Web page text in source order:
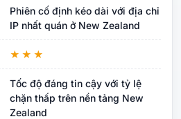
Phiên cố định kéo dài với địa chỉ
IP nhất quán ở New Zealand
★★★
Tốc độ đáng tin cậy với tỷ lệ
chặn thấp trên nền tảng New
Zealand